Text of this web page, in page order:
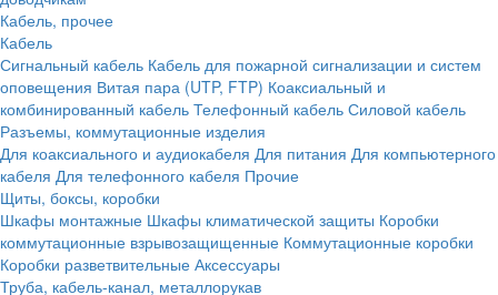
Кабель, прочее
Кабель
Сигнальный кабель Кабель для пожарной сигнализации и систем
оповещения Витая пара (UTP, FTP) Коаксиальный и
комбинированный кабель Телефонный кабель Силовой кабель
Разъемы, коммутационные изделия
Для коаксиального и аудиокабеля Для питания Для компьютерного
кабеля Для телефонного кабеля Прочие
Щиты, боксы, коробки
Шкафы монтажные Шкафы климатической защиты Коробки
коммутационные взрывозащищенные Коммутационные коробки
Коробки разветвительные Аксессуары
Труба, кабель-канал, металлорукав